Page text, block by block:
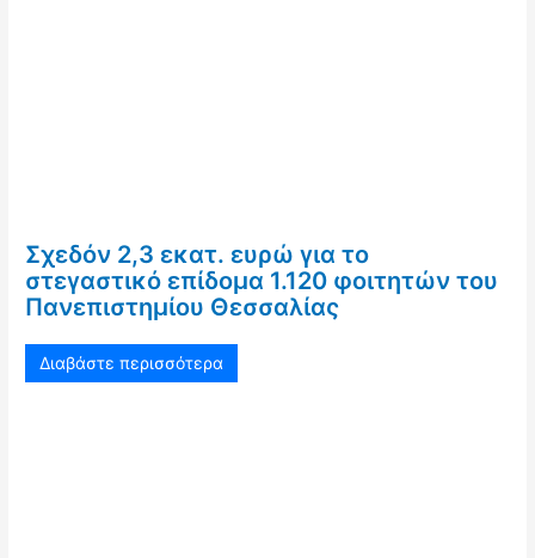
Σχεδόν 2,3 εκατ. ευρώ για το
στεγαστικό επίδομα 1.120 φοιτητών του
Πανεπιστημίου Θεσσαλίας
Διαβάστε περισσότερα